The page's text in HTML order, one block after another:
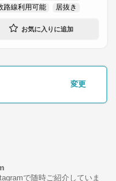
路線利用可能 居抜き
変更
で随時ご紹介していま